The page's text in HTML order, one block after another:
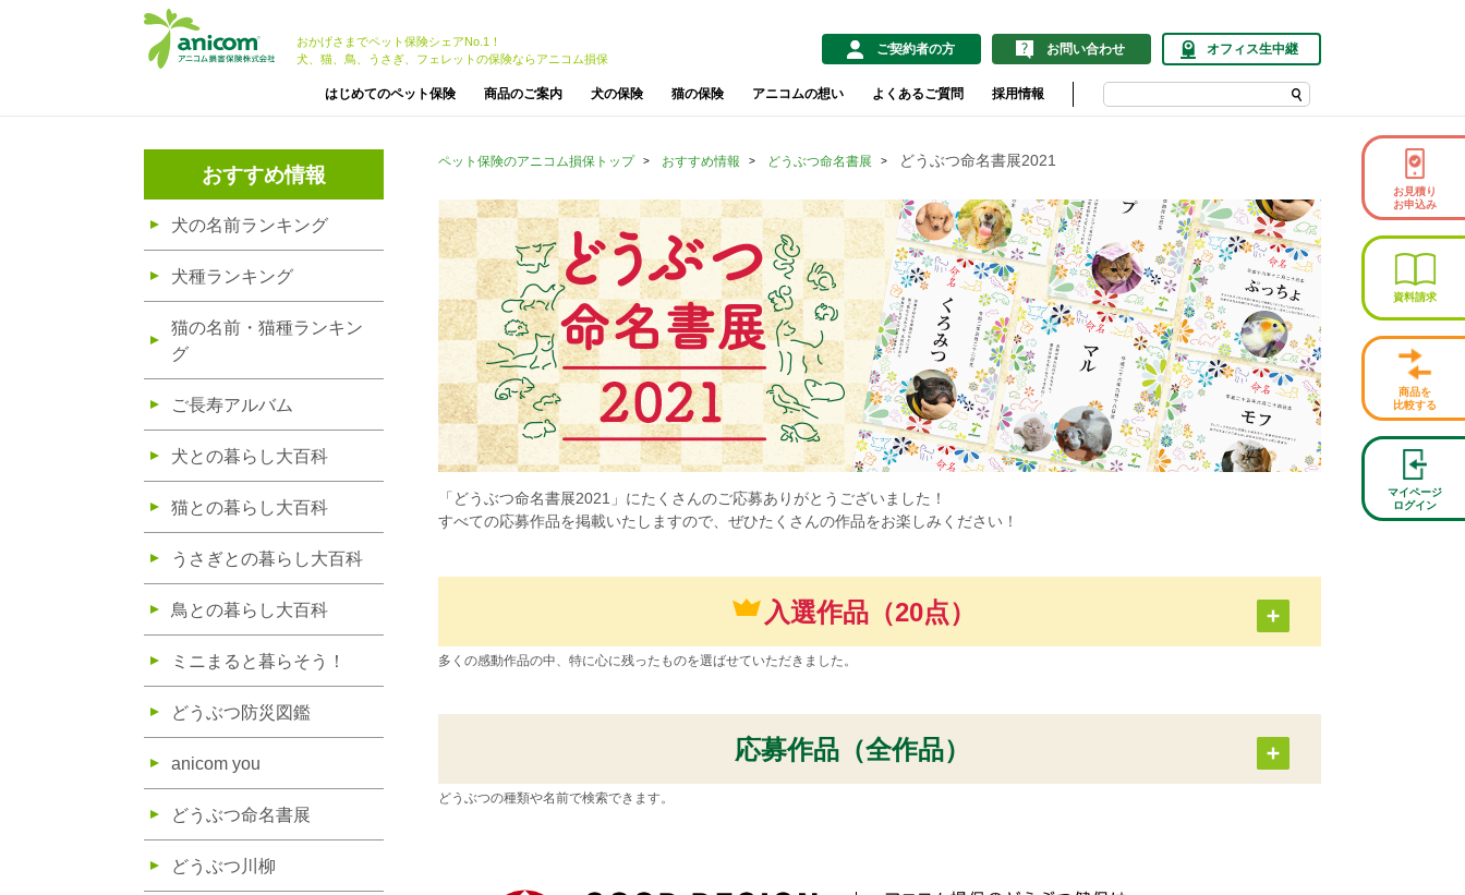
おかげさまでペット保険シェアNo.1！
犬、猫、鳥、うさぎ、フェレットの保険ならアニコム損保
ご契約者の方 お問い合わせ オフィス生中継
はじめてのペット保険 商品のご案内 犬の保険 猫の保険 アニコムの想い よくあるご質問 採用情報
お見積り
お申込み
資料請求
商品を
比較する
マイページ
ログイン
おすすめ情報
犬の名前ランキング
犬種ランキング
猫の名前・猫種ランキン
グ
ご長寿アルバム
犬との暮らし大百科
猫との暮らし大百科
うさぎとの暮らし大百科
鳥との暮らし大百科
ミニまると暮らそう！
どうぶつ防災図鑑
anicom you
どうぶつ命名書展
どうぶつ川柳
ペット保険のアニコム損保トップ おすすめ情報 どうぶつ命名書展 どうぶつ命名書展2021
「どうぶつ命名書展2021」にたくさんのご応募ありがとうございました！
すべての応募作品を掲載いたしますので、ぜひたくさんの作品をお楽しみください！
入選作品（20点）
多くの感動作品の中、特に心に残ったものを選ばせていただきました。
応募作品（全作品）
どうぶつの種類や名前で検索できます。